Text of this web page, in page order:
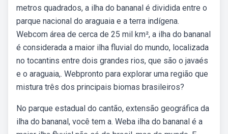
metros quadrados, a ilha do bananal é dividida entre o
parque nacional do araguaia e a terra indígena.
Webcom área de cerca de 25 mil km², a ilha do bananal
é considerada a maior ilha fluvial do mundo, localizada
no tocantins entre dois grandes rios, que são o javaés
e o araguaia,. Webpronto para explorar uma região que
mistura três dos principais biomas brasileiros?
No parque estadual do cantão, extensão geográfica da
ilha do bananal, você tem a. Weba ilha do bananal é a